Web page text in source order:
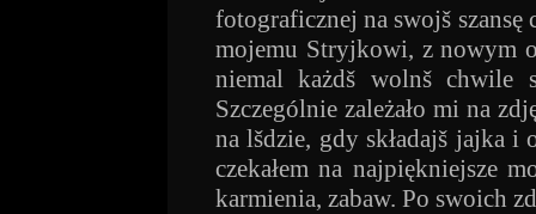
fotograficznej na swojš
mojemu Stryjkowi, z nowym
niemal każdš wolnš chwile
Szczególnie zależało mi na
na lšdzie, gdy składajš jajka
czekałem na najpiękniejsze
karmienia, zabaw. Po swoich